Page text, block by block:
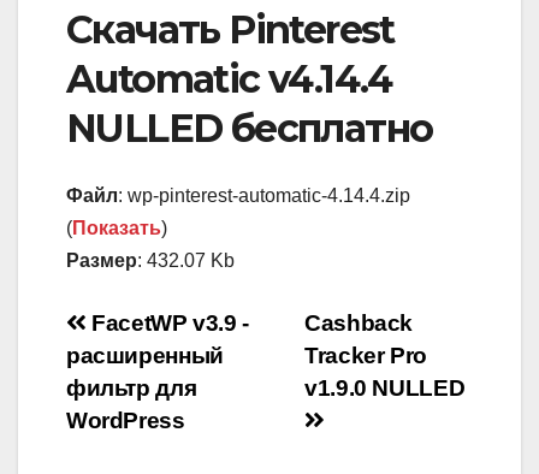
Скачать Pinterest
Automatic v4.14.4
NULLED бесплатно
Файл: wp-pinterest-automatic-4.14.4.zip
(Показать)
Размер: 432.07 Kb
Навигация
по
записям
Cashback
Tracker Pro
v1.9.0 NULLED
FacetWP v3.9 -
расширенный
фильтр для
WordPress